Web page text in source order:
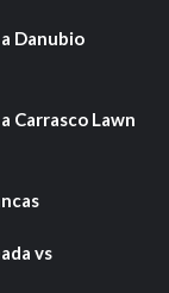
Danubio
Carrasco Lawn
vs